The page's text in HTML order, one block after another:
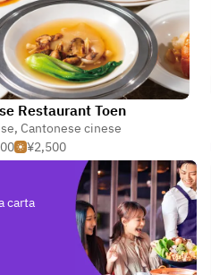
Restaurant Toen
, Cantonese cinese
¥2,500
carta